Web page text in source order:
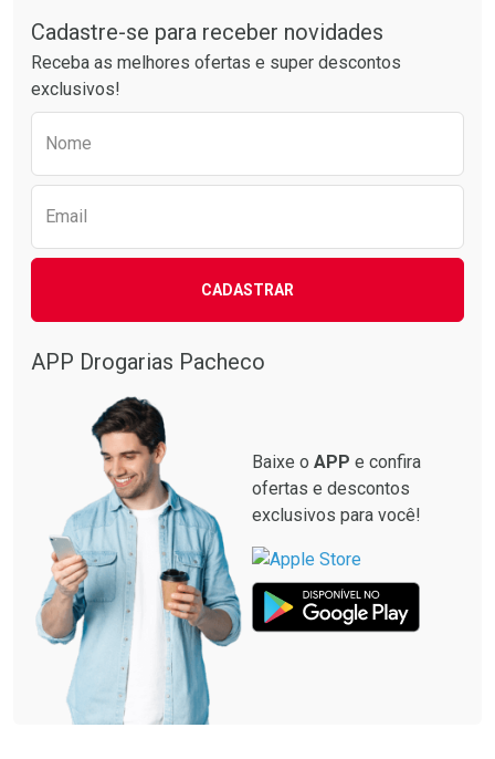
Laboratório
Por Menos
Cadastre-se para receber novidades
Receba as melhores ofertas e super descontos
exclusivos!
Nome
Email
CADASTRAR
APP Drogarias Pacheco
Baixe o APP e confira
ofertas e descontos
exclusivos para você!